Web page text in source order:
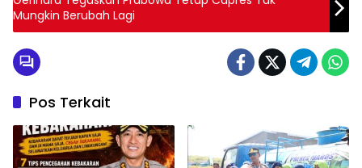
Mungkin Berubah Lagi
Pos Terkait